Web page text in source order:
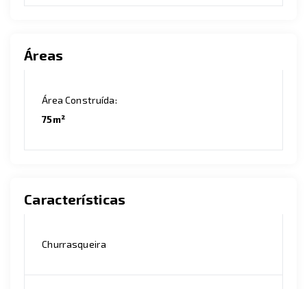
Áreas
Área Construída:
75m²
Características
Churrasqueira